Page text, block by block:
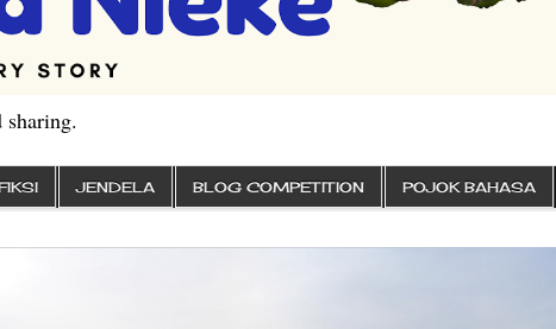
JENDELA BLOG COMPETITION POJOK BAHASA